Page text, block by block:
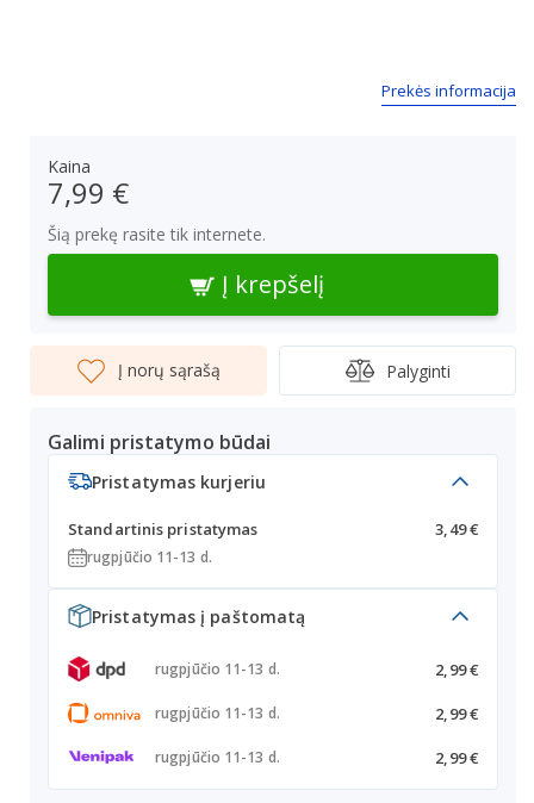
Prekės informacija
Kaina
7,99 €
Šią prekę rasite tik internete.
Į krepšelį
Į norų sąrašą Palyginti
Galimi pristatymo būdai
Pristatymas kurjeriu
Standartinis pristatymas 3,49 €
rugpjūčio 11-13 d.
Pristatymas į paštomatą
rugpjūčio 11-13 d. 2,99 €
rugpjūčio 11-13 d. 2,99 €
rugpjūčio 11-13 d. 2,99 €